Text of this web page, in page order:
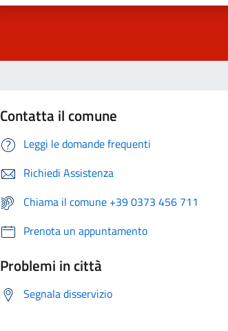
Contatta il comune
Leggi le domande frequenti
Richiedi Assistenza
Chiama il comune +39 0373 456 711
Prenota un appuntamento
Problemi in città
Segnala disservizio